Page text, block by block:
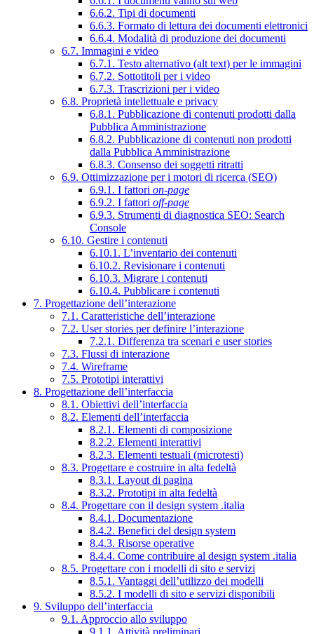
6.6.2. Tipi di documenti
6.6.3. Formato di lettura dei documenti elettronici
6.6.4. Modalità di produzione dei documenti
6.7. Immagini e video
6.7.1. Testo alternativo (alt text) per le immagini
6.7.2. Sottotitoli per i video
6.7.3. Trascrizioni per i video
6.8. Proprietà intellettuale e privacy
6.8.1. Pubblicazione di contenuti prodotti dalla
Pubblica Amministrazione
6.8.2. Pubblicazione di contenuti non prodotti
dalla Pubblica Amministrazione
6.8.3. Consenso dei soggetti ritratti
6.9. Ottimizzazione per i motori di ricerca (SEO)
6.9.1. I fattori on-page
6.9.2. I fattori off-page
6.9.3. Strumenti di diagnostica SEO: Search
Console
6.10. Gestire i contenuti
6.10.1. L’inventario dei contenuti
6.10.2. Revisionare i contenuti
6.10.3. Migrare i contenuti
6.10.4. Pubblicare i contenuti
7. Progettazione dell’interazione
7.1. Caratteristiche dell’interazione
7.2. User stories per definire l’interazione
7.2.1. Differenza tra scenari e user stories
7.3. Flussi di interazione
7.4. Wireframe
7.5. Prototipi interattivi
8. Progettazione dell’interfaccia
8.1. Obiettivi dell’interfaccia
8.2. Elementi dell’interfaccia
8.2.1. Elementi di composizione
8.2.2. Elementi interattivi
8.2.3. Elementi testuali (microtesti)
8.3. Progettare e costruire in alta fedeltà
8.3.1. Layout di pagina
8.3.2. Prototipi in alta fedeltà
8.4. Progettare con il design system .italia
8.4.1. Documentazione
8.4.2. Benefici del design system
8.4.3. Risorse operative
8.4.4. Come contribuire al design system .italia
8.5. Progettare con i modelli di sito e servizi
8.5.1. Vantaggi dell’utilizzo dei modelli
8.5.2. I modelli di sito e servizi disponibili
9. Sviluppo dell’interfaccia
9.1. Approccio allo sviluppo
9.1.1. Attività preliminari